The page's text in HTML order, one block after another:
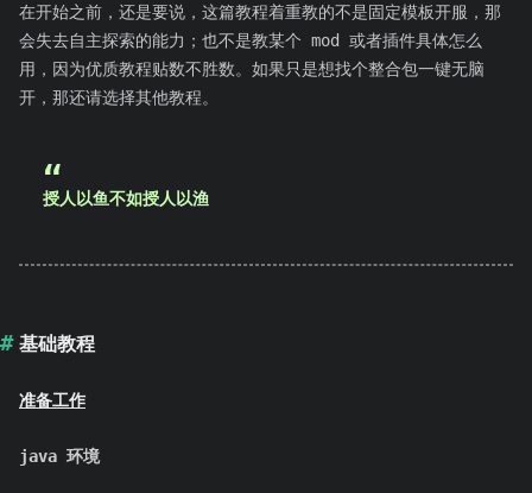
在开始之前，还是要说，这篇教程着重教的不是固定模板开服，那
会失去自主探索的能力；也不是教某个 mod 或者插件具体怎么
用，因为优质教程贴数不胜数。如果只是想找个整合包一键无脑
开，那还请选择其他教程。
授人以鱼不如授人以渔
基础教程
准备工作
java 环境